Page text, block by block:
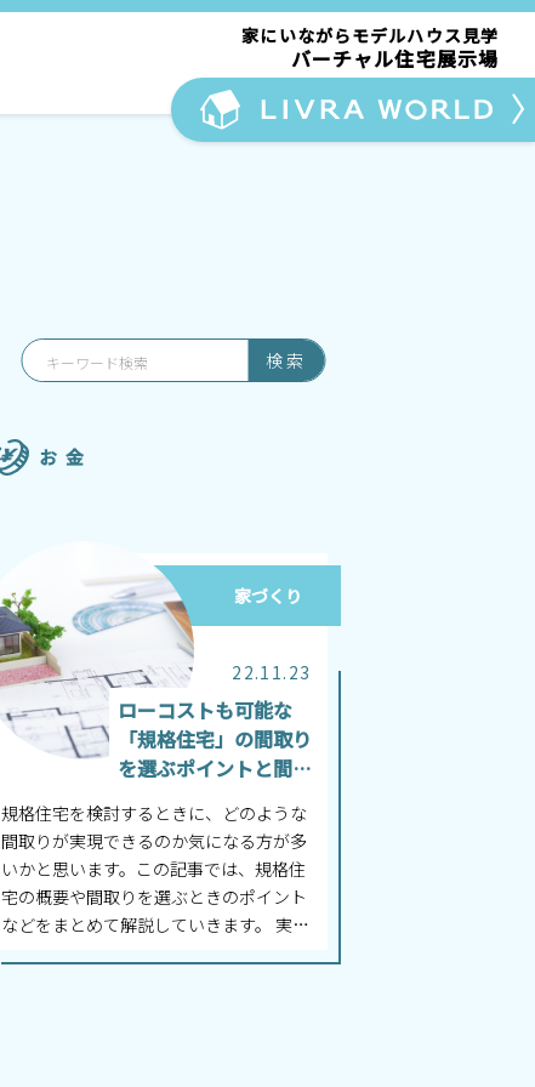
家にいながらモデルハウス見学
バーチャル住宅展示場
検索
お 金
家づくり
22.11.23
ローコストも可能な
「規格住宅」の間取り
を選ぶポイントと間取
規格住宅を検討するときに、どのような
間取りが実現できるのか気になる方が多
いかと思います。この記事では、規格住
宅の概要や間取りを選ぶときのポイント
などをまとめて解説していきます。 実際